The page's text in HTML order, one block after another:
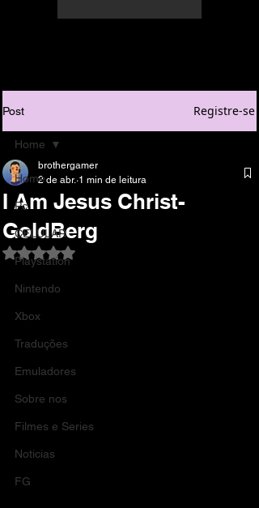
Post Registre-se
Home
Pc
CELULAR
Playstation
Nintendo
Xbox
Traduções
Emuladores
Sobre nos
Filmes e Series
Noticias
FG
Home
I Am Jesus Christ-
GoldBerg
brothergamer
2 de abr. 1 min de leitura
Avaliado com NaN de 5 estrelas.